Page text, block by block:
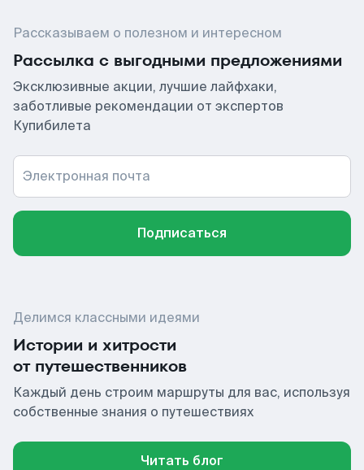
Рассказываем о полезном и интересном
Рассылка с выгодными предложениями
Эксклюзивные акции, лучшие лайфхаки,
заботливые рекомендации от экспертов
Купибилета
Электронная почта
Подписаться
Делимся классными идеями
Истории и хитрости
от путешественников
Каждый день строим маршруты для вас, используя
собственные знания о путешествиях
Читать блог